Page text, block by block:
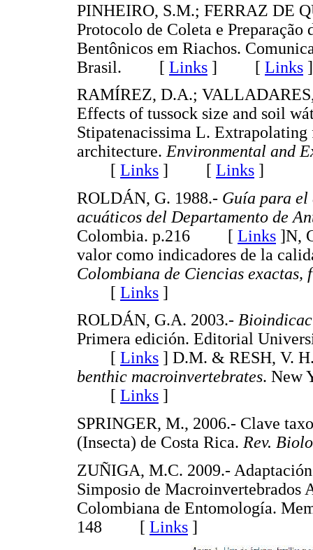
PINHEIRO, S.M.; FERRAZ DE
Protocolo de Coleta e Preparação
Bentônicos em Riachos.
Brasil. [ Links ] [ Links ]
RAMÍREZ, D.A.;
Effects of tussock size and soil
Stipatenacissima L.
architecture. Environmental and
[ Links ] [ Links ]
ROLDÁN, G. 1988.- Guía para el
acuáticos del Departamento de
Colombia. p.216 [ Links ]N,
valor como indicadores de la
Colombiana de Ciencias exactas,
[ Links ]
ROLDÁN, G.A. 2003.-
Primera edición. Editorial
[ Links ] D.M. & RESH, V.
benthic macroinvertebrates. New
[ Links ]
SPRINGER, M., 2006.- Clave
(Insecta) de Costa Rica. Rev.
ZUÑIGA, M.C. 2009.-
Simposio de Macroinvertebrados
Colombiana de Entomología.
148 [ Links ]